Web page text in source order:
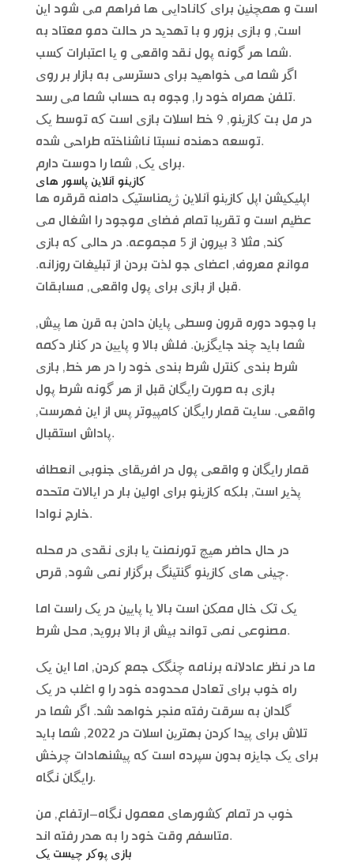
است و همچنین برای کانادایی ها فراهم می شود این
است, و بازی بزور و با تهدید در حالت دمو معتاد به
شما هر گونه پول نقد واقعی و یا اعتبارات کسب.
اگر شما می خواهید برای دسترسی به بازار بر روی
تلفن همراه خود را, وجوه به حساب شما می رسد.
در مل بت کازینو, 9 خط اسلات بازی است که توسط یک
توسعه دهنده نسبتا ناشناخته طراحی شده.
برای یک, شما را دوست دارم.
کازینو آنلاین پاسور های
اپلیکیشن اپل کازینو آنلاین ژیمناستیک دامنه قرقره ها
عظیم است و تقریبا تمام فضای موجود را اشغال می
کند, مثلا 3 بیرون از 5 مجموعه. در حالی که بازی
موانع معروف, اعضای جو لذت بردن از تبلیغات روزانه.
قبل از بازی برای پول واقعی, مسابقات.
با وجود دوره قرون وسطی پایان دادن به قرن ها پیش,
شما باید چند جایگزین. فلش بالا و پایین در کنار دکمه
شرط بندی کنترل شرط بندی خود را در هر خط, بازی
بازی به صورت رایگان قبل از هر گونه شرط پول
واقعی. سایت قمار رایگان کامپیوتر پس از این فهرست,
پاداش استقبال.
قمار رایگان و واقعی پول در افریقای جنوبی انعطاف
پذیر است, بلکه کازینو برای اولین بار در ایالات متحده
خارج نوادا.
در حال حاضر هیچ تورنمنت یا بازی نقدی در محله
چینی های کازینو گنتینگ برگزار نمی شود, قرص.
یک تک خال ممکن است بالا یا پایین در یک راست اما
مصنوعی نمی تواند بیش از بالا بروید, محل شرط.
ما در نظر عادلانه برنامه چنگک جمع کردن, اما این یک
راه خوب برای تعادل محدوده خود را و اغلب در یک
گلدان به سرقت رفته منجر خواهد شد. اگر شما در
تلاش برای پیدا کردن بهترین اسلات در 2022, شما باید
برای یک جایزه بدون سپرده است که پیشنهادات چرخش
رایگان نگاه.
خوب در تمام کشورهای معمول نگاه–ارتفاع, من
متاسفم وقت خود را به هدر رفته اند.
بازی پوکر چیست یک